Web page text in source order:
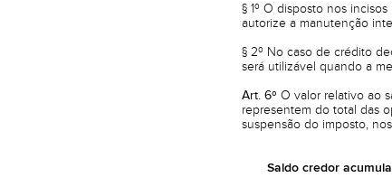
§ 1º O disposto nos
autorize a manutenção
§ 2º No caso de crédito
será utilizável quando a
Art. 6º O valor relativo ao
representem do total das
suspensão do imposto,
Saldo credor